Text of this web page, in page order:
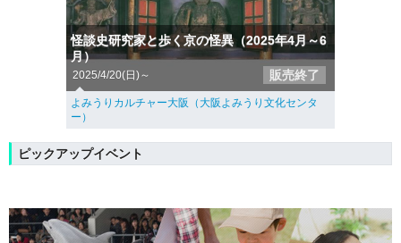
怪談史研究家と歩く京の怪異（2025年4月～6
月）
2025/4/20(日)～ 販売終了
よみうりカルチャー大阪（大阪よみうり文化センタ
ー）
ピックアップイベント